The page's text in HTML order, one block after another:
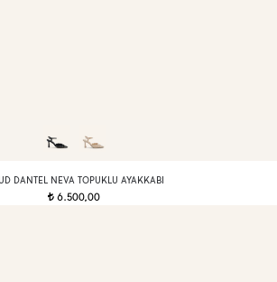
DANTEL NEVA TOPUKLU AYAKKABI
t 6.500,00